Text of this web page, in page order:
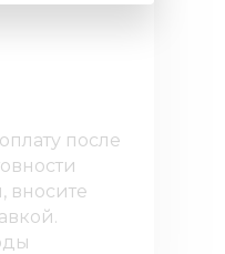
после
вносите